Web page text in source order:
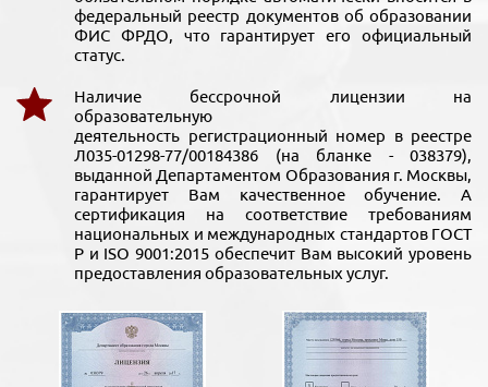
федеральный реестр документов об образовании
ФИС ФРДО, что гарантирует его официальный
статус.
Наличие бессрочной лицензии на
образовательную
деятельность регистрационный номер в реестре
Л035-01298-77/00184386 (на бланке - 038379),
выданной Департаментом Образования г. Москвы,
гарантирует Вам качественное обучение. А
сертификация на соответствие требованиям
национальных и международных стандартов ГОСТ
Р и ISO 9001:2015 обеспечит Вам высокий уровень
предоставления образовательных услуг.